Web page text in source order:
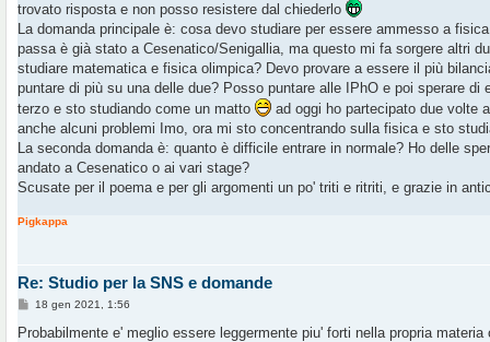
a
g
g
i
o
trovato risposta e non posso resistere dal chiederlo
La domanda principale è: cosa devo studiare per essere ammesso a
passa è già stato a Cesenatico/Senigallia, ma questo mi fa sorgere altri
studiare matematica e fisica olimpica? Devo provare a essere il più
puntare di più su una delle due? Posso puntare alle IPhO e poi sperare di
terzo e sto studiando come un matto
ad oggi ho partecipato due volte
anche alcuni problemi Imo, ora mi sto concentrando sulla fisica e sto
La seconda domanda è: quanto è difficile entrare in normale? Ho delle
andato a Cesenatico o ai vari stage?
Scusate per il poema e per gli argomenti un po' triti e ritriti, e grazie in
Pigkappa
Re: Studio per la SNS e domande
M
s
18 gen 2021, 1:56
Probabilmente e' meglio essere leggermente piu' forti nella propria